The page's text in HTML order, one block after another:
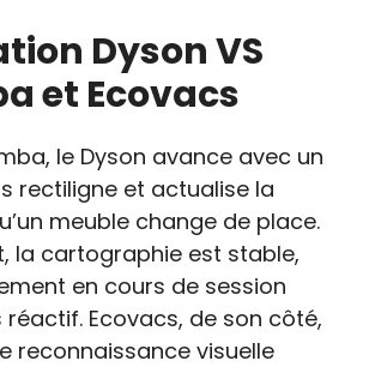
Dyson VS
et Ecovacs
le Dyson avance avec un
rectiligne et actualise la
meuble change de place.
la cartographie est stable,
en cours de session
Ecovacs, de son côté,
reconnaissance visuelle